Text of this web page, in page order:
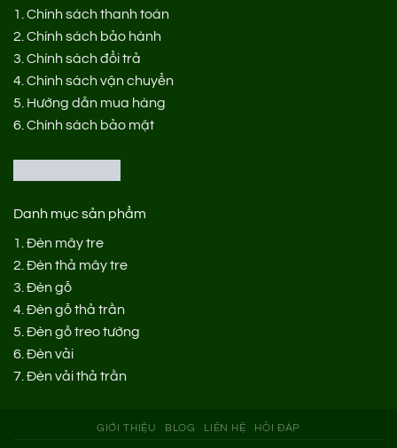
1. Chính sách thanh toán
2. Chính sách bảo hành
3. Chính sách đổi trả
4. Chính sách vận chuyển
5. Hướng dẫn mua hàng
6. Chính sách bảo mật
Danh mục sản phẩm
1. Đèn mây tre
2. Đèn thả mây tre
3. Đèn gỗ
4. Đèn gỗ thả trần
5. Đèn gỗ treo tường
6. Đèn vải
7. Đèn vải thả trần
GIỚI THIỆU BLOG LIÊN HỆ HỎI ĐÁP